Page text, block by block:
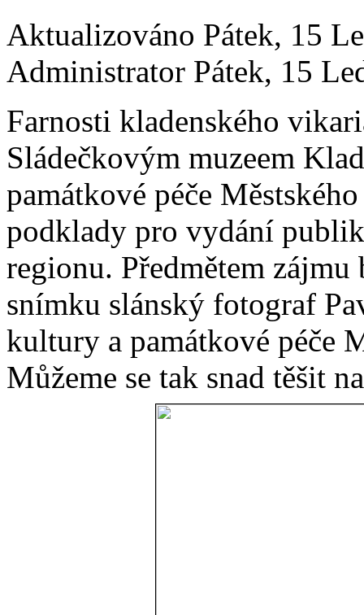
Aktualizováno Pátek, 15
Administrator Pátek, 15
Farnosti kladenského
Sládečkovým muzeem
památkové péče
podklady pro vydání
regionu. Předmětem
snímku slánský fotograf
kultury a památkové péče
Můžeme se tak snad těšit